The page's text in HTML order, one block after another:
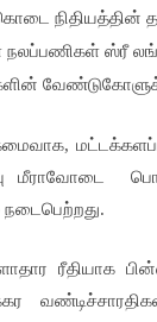
நிதியத்தின்
ஸ்ரீ
மீராவோடை
ரீதியாக